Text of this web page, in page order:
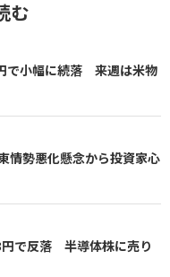
む
で小幅に続落 来週は米物
情勢悪化懸念から投資家心
円で反落 半導体株に売り